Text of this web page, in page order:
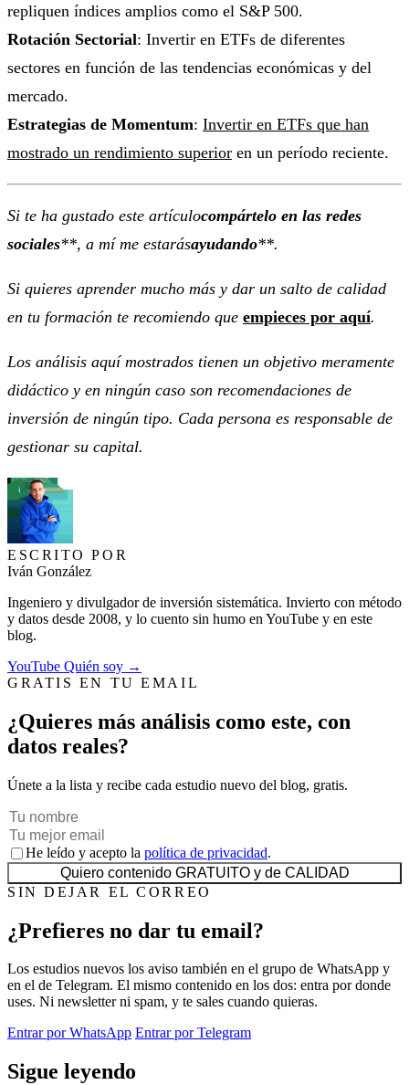
repliquen índices amplios como el S&P 500.
Rotación Sectorial: Invertir en ETFs de diferentes
sectores en función de las tendencias económicas y del
mercado.
Estrategias de Momentum: Invertir en ETFs que han
mostrado un rendimiento superior en un período reciente.
Si te ha gustado este artículocompártelo en las redes
sociales**, a mí me estarásayudando**.
Si quieres aprender mucho más y dar un salto de calidad
en tu formación te recomiendo que empieces por aquí.
Los análisis aquí mostrados tienen un objetivo meramente
didáctico y en ningún caso son recomendaciones de
inversión de ningún tipo. Cada persona es responsable de
gestionar su capital.
ESCRITO POR
Iván González
Ingeniero y divulgador de inversión sistemática. Invierto con método
y datos desde 2008, y lo cuento sin humo en YouTube y en este
blog.
YouTube Quién soy →
GRATIS EN TU EMAIL
¿Quieres más análisis como este, con
datos reales?
Únete a la lista y recibe cada estudio nuevo del blog, gratis.
He leído y acepto la política de privacidad.
Quiero contenido GRATUITO y de CALIDAD
SIN DEJAR EL CORREO
¿Prefieres no dar tu email?
Los estudios nuevos los aviso también en el grupo de WhatsApp y
en el de Telegram. El mismo contenido en los dos: entra por donde
uses. Ni newsletter ni spam, y te sales cuando quieras.
Entrar por WhatsApp Entrar por Telegram
Sigue leyendo